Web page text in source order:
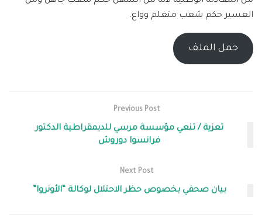
العسير حكم شعب متعلم وواع.
حمل الملف
Previous Post
تعزية / تنعي مؤسسة مرسي للديمقراطية الدكتور
فرانسوا دوروش
Next Post
بيان صحفي بخصوص حظر الاحتلال لوكالة “الأونروا”